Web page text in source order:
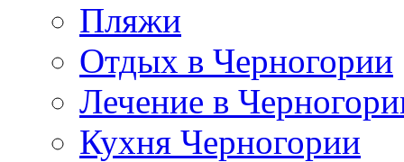
Пляжи
Отдых в Черногории
Лечение в
Кухня Черногории